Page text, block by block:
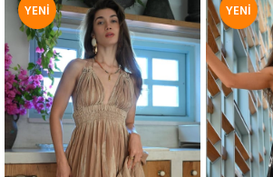
YENI
ÜRÜN
YENI
ÜRÜN